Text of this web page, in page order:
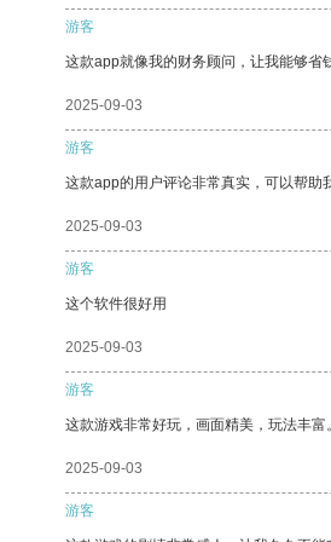
游客
这款app就像我的财务顾问，让我能够省
2025-09-03
游客
这款app的用户评论非常真实，可以帮助
2025-09-03
游客
这个软件很好用
2025-09-03
游客
这款游戏非常好玩，画面精美，玩法丰
2025-09-03
游客